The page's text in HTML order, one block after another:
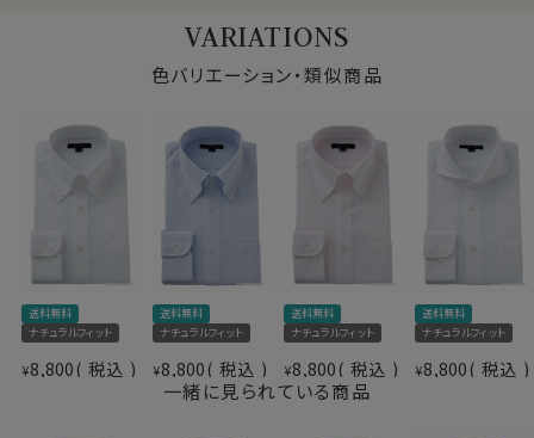
ロンがけが必須の素材。
をいかした上でイージーケア加工を施してあるのでアイ
アイロンが滑るようにかかり、シワを伸ばしやすくなりま
衿開きのいいノーネクタイ専用シャツ＝イタリアンカラ
ー。
イタリアンカラーと広角なワイドカラーを掛け合わせたス
タイリッシュなノーネクタイ専用の衿型です。
仕様表
素材
綿100％
プレミアムコットン
イージーケア
アイスコットン
VARIATIONS
色バリエーション・類似商品
送料無料
ナチュラルフィット
¥8,800 税込
送料無料
ナチュラルフィット
¥8,800 税込
送料無料
ナチュラルフィット
¥8,800 税込
送料無料
ナチュラルフィット
¥8,800 税込
一緒に見られている商品